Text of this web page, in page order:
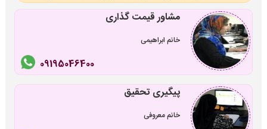
مشاور قیمت گذاری
خانم ابراهیمی
09195046400
پیگیری تحقیق
خانم معروفی